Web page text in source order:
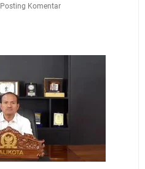
Posting Komentar